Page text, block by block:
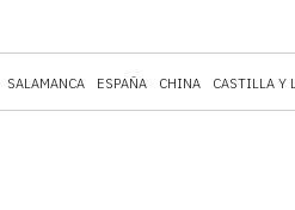
SALAMANCA ESPAÑA CHINA CASTILLA Y